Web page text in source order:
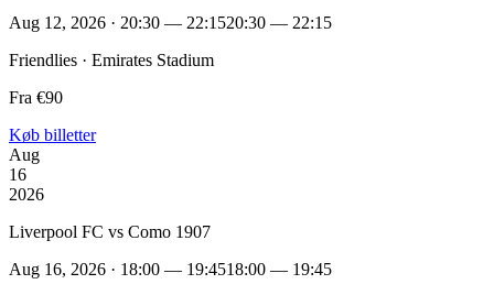
Aug 12, 2026 · 20:30 — 22:1520:30 — 22:15
Friendlies · Emirates Stadium
Fra €90
Køb billetter
Aug
16
2026
Liverpool FC vs Como 1907
Aug 16, 2026 · 18:00 — 19:4518:00 — 19:45